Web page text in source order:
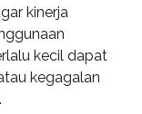
kinerja
kecil dapat
kegagalan